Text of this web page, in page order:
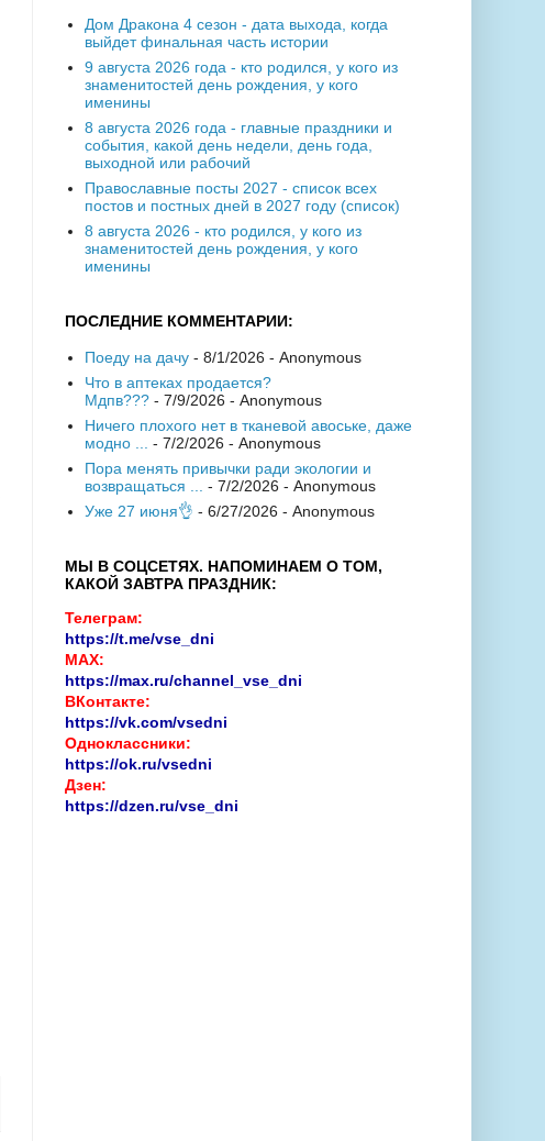
Дом Дракона 4 сезон - дата выхода, когда
выйдет финальная часть истории
9 августа 2026 года - кто родился, у кого из
знаменитостей день рождения, у кого
именины
8 августа 2026 года - главные праздники и
события, какой день недели, день года,
выходной или рабочий
Православные посты 2027 - список всех
постов и постных дней в 2027 году (список)
8 августа 2026 - кто родился, у кого из
знаменитостей день рождения, у кого
именины
ПОСЛЕДНИЕ КОММЕНТАРИИ:
Поеду на дачу- 8/1/2026 - Anonymous
Что в аптеках продается?
Мдпв???- 7/9/2026 - Anonymous
Ничего плохого нет в тканевой авоське, даже
модно ... - 7/2/2026 - Anonymous
Пора менять привычки ради экологии и
возвращаться ... - 7/2/2026 - Anonymous
Уже 27 июня👌 - 6/27/2026 - Anonymous
МЫ В СОЦСЕТЯХ. НАПОМИНАЕМ О ТОМ,
КАКОЙ ЗАВТРА ПРАЗДНИК:
Телеграм:
https://t.me/vse_dni
MAX:
https://max.ru/channel_vse_dni
ВКонтакте:
https://vk.com/vsedni
Одноклассники:
https://ok.ru/vsedni
Дзен:
https://dzen.ru/vse_dni